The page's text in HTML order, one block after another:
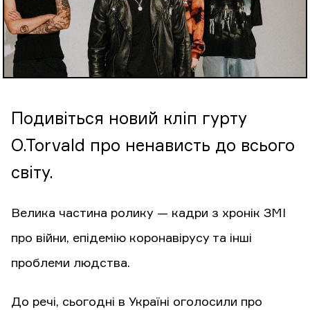
Подивіться новий кліп гурту
O.Torvald про ненависть до всього
світу.
Велика частина ролику — кадри з хронік ЗМІ
про війни, епідемію коронавірусу та інші
проблеми людства.
До речі, сьогодні в Україні оголосили про